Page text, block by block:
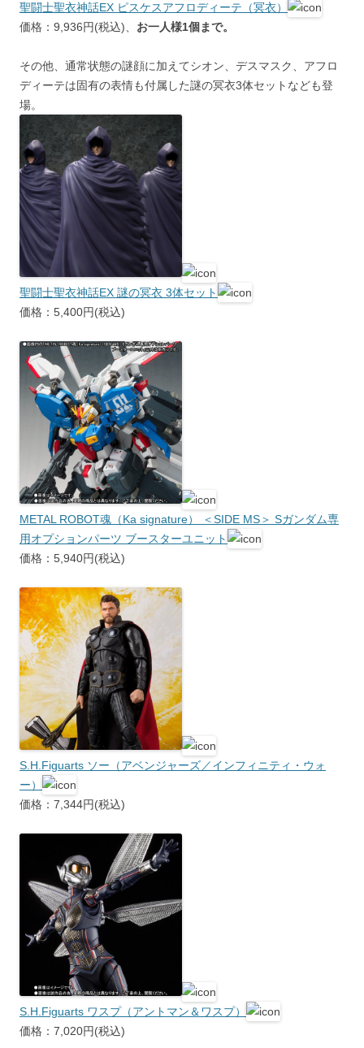
聖闘士聖衣神話EX ピスケスアフロディーテ（冥衣）
価格：9,936円(税込)、 お一人様1個まで。
その他、通常状態の謎顔に加えてシオン、デスマスク、アフロ
ディーテは固有の表情も付属した謎の冥衣3体セットなども登
場。
聖闘士聖衣神話EX 謎の冥衣 3体セット
価格：5,400円(税込)
METAL ROBOT魂（Ka signature） ＜SIDE MS＞ Sガンダム専
用オプションパーツ ブースターユニット
価格：5,940円(税込)
S.H.Figuarts ソー（アベンジャーズ／インフィニティ・ウォ
ー）
価格：7,344円(税込)
S.H.Figuarts ワスプ（アントマン＆ワスプ）
価格：7,020円(税込)